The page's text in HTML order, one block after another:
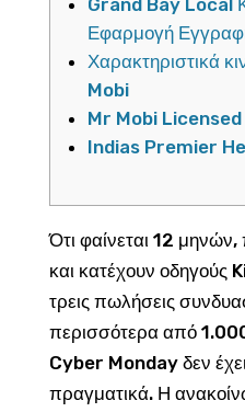
Grand Bay Local
Εφαρμογή
Χαρακτηριστικά
Mobi
Mr Mobi Licensed
Indias Premier
Ότι φαίνεται 12
και κατέχουν οδηγούς
τρεις πωλήσεις
περισσότερα από
Cyber ​​Monday δεν
πραγματικά. Η